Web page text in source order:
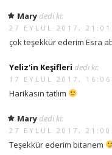
Mary dedi ki:
27 EYLÜL 2017, 21:01
çok teşekkür ederim Esra
Yeliz'in Keşifleri dedi ki:
17 EYLÜL 2017, 16:06
Harikasın tatlım
Mary dedi ki:
27 EYLÜL 2017, 21:00
Teşekkür ederim bitanem